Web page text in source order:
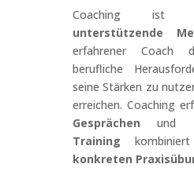
Coaching
unterstützende
erfahrener Coach
berufliche
seine Stärken zu
erreichen. Coaching
Gesprächen und
Training
konkreten